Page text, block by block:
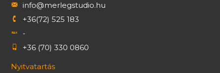
info@merlegstudio.hu
+36(72) 525 183
-
+36 (70) 330 0860
Nyitvatartás